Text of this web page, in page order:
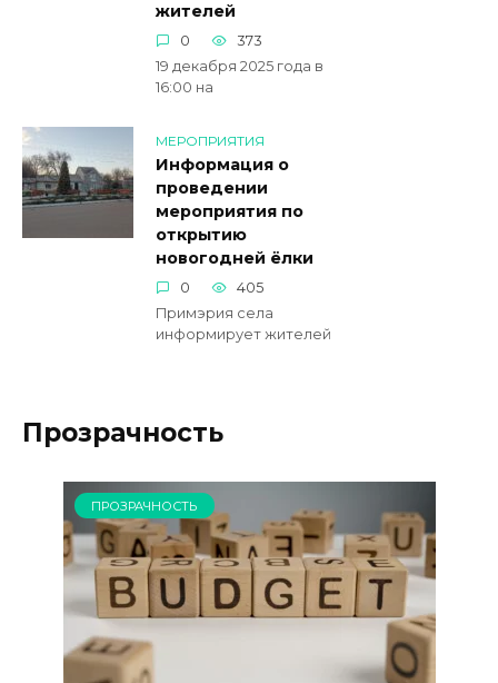
жителей
0
373
19 декабря 2025 года в
16:00 на
МЕРОПРИЯТИЯ
Информация о
проведении
мероприятия по
открытию
новогодней ёлки
0
405
Примэрия села
информирует жителей
Прозрачность
ПРОЗРАЧНОСТЬ